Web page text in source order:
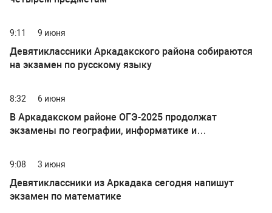
9:11 9 июня
Девятиклассники Аркадакского района собираются
на экзамен по русскому языку
8:32 6 июня
В Аркадакском районе ОГЭ-2025 продолжат
экзамены по географии, информатике и
9:08 3 июня
Девятиклассники из Аркадака сегодня напишут
экзамен по математике